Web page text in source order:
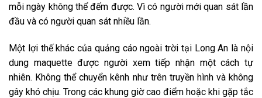
mỗi ngày không thể đếm được. Vì có người mới quan sát lần
đầu và có người quan sát nhiều lần.
Một lợi thế khác của quảng cáo ngoài trời tại Long An là nội
dung maquette được người xem tiếp nhận một cách tự
nhiên. Không thể chuyển kênh như trên truyền hình và không
gây khó chịu. Trong các khung giờ cao điểm hoặc khi gặp tắc